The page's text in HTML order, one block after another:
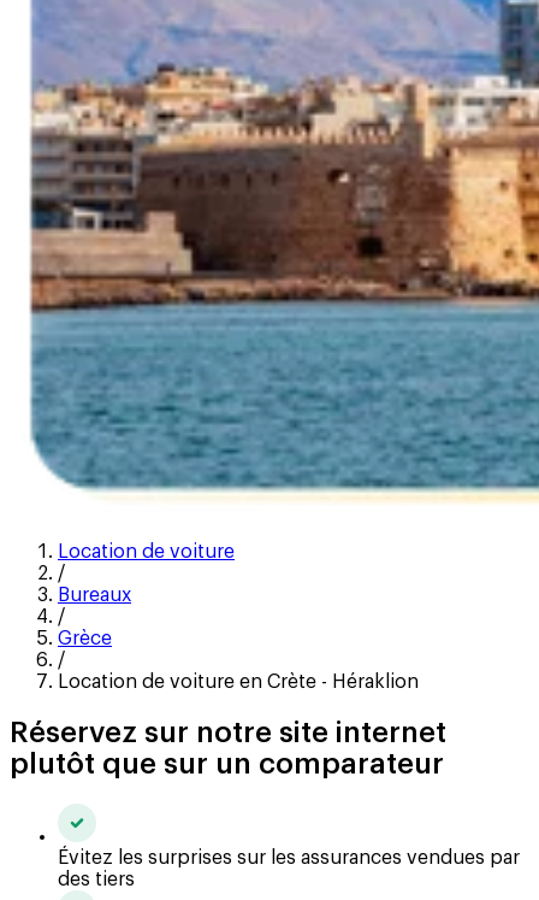
Location de voiture
/
Bureaux
/
Grèce
/
Location de voiture en Crète - Héraklion
Réservez sur notre site internet
plutôt que sur un comparateur
Évitez les surprises sur les assurances vendues par
des tiers